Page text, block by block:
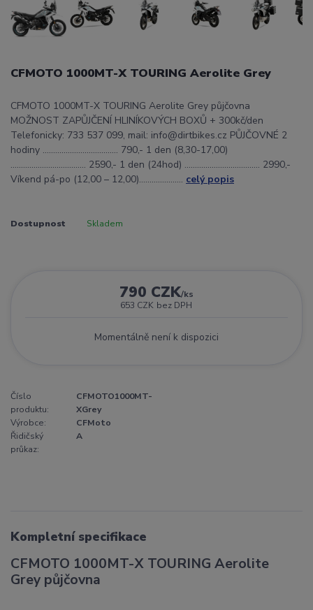
CFMOTO 1000MT-X TOURING Aerolite Grey
CFMOTO 1000MT-X TOURING Aerolite Grey půjčovna
MOŽNOST ZAPŮJČENÍ HLINÍKOVÝCH BOXŮ + 300kč/den
Telefonicky: 733 537 099, mail: info@dirtbikes.cz PŮJČOVNÉ 2
hodiny ……………………………... 790,- 1 den (8,30-17,00)
……………………………... 2590,- 1 den (24hod) ……………………………... 2990,-
Víkend pá-po (12,00 – 12,00)…………......... celý popis
Dostupnost Skladem
790 CZK/ks
653 CZK bez DPH
Momentálně není k dispozici
Číslo
produktu:
CFMOTO1000MT-
XGrey
Výrobce:
CFMoto
Řidičský
průkaz:
A
Kompletní specifikace
CFMOTO 1000MT-X TOURING Aerolite
Grey půjčovna